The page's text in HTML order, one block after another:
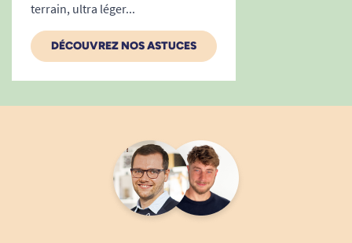
terrain, ultra léger...
DÉCOUVREZ NOS ASTUCES